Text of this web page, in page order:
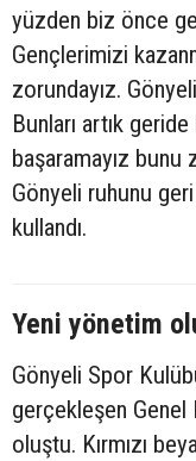
yüzden biz önce
Gençlerimizi
zorundayız.
Bunları artık
başaramayız
Gönyeli ruhunu
kullandı.
Yeni yönetim
Gönyeli Spor
gerçekleşen Genel
oluştu. Kırmızı